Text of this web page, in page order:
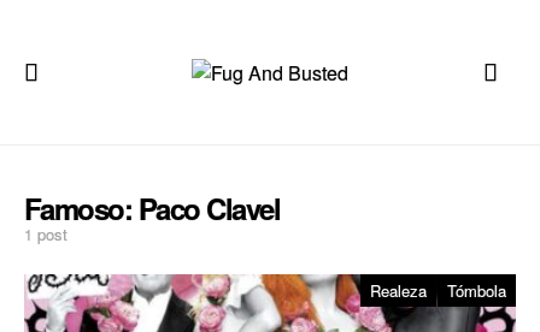
Famoso: Paco Clavel
1 post
Realeza Tómbola